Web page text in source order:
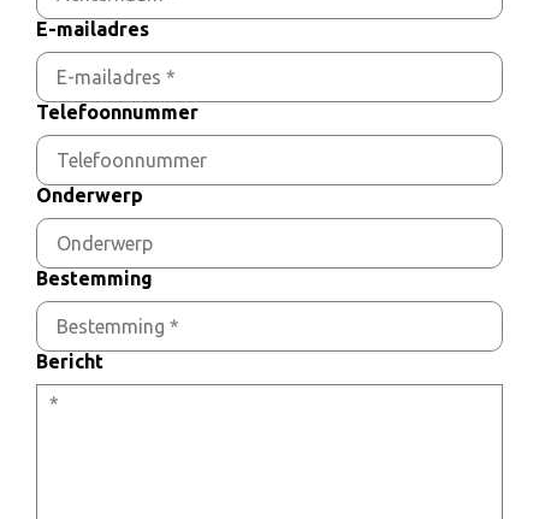
E-mailadres
Telefoonnummer
Onderwerp
Bestemming
Bericht